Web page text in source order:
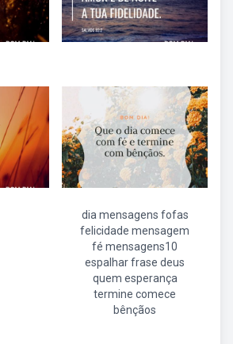
dia mensagens fofas
felicidade mensagem
fé mensagens10
espalhar frase deus
quem esperança
termine comece
bênçãos